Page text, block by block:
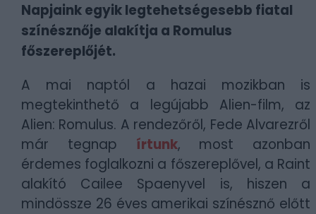
Napjaink egyik legtehetségesebb fiatal
színésznője alakítja a Romulus
főszereplőjét.
A mai naptól a hazai mozikban is
megtekinthető a legújabb Alien-film, az
Alien: Romulus. A rendezőről, Fede Alvarezről
már tegnap írtunk, most azonban
érdemes foglalkozni a főszereplővel, a Raint
alakító Cailee Spaenyvel is, hiszen a
mindössze 26 éves amerikai színésznő előtt